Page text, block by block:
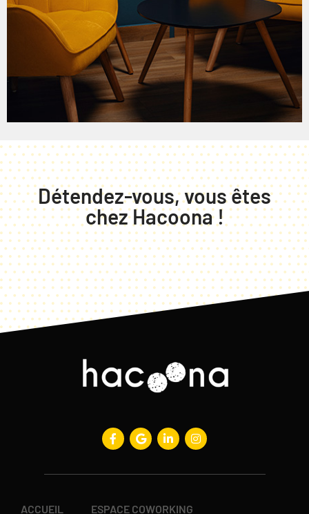
Détendez-vous, vous êtes
chez Hacoona !
ACCUEIL ESPACE COWORKING